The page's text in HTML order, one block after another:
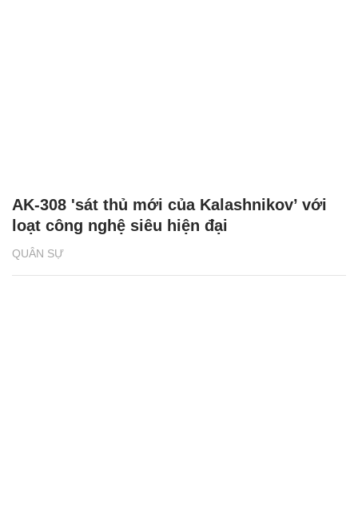
QUÂN SỰ
AK-308 'sát thủ mới của Kalashnikov’ với
loạt công nghệ siêu hiện đại